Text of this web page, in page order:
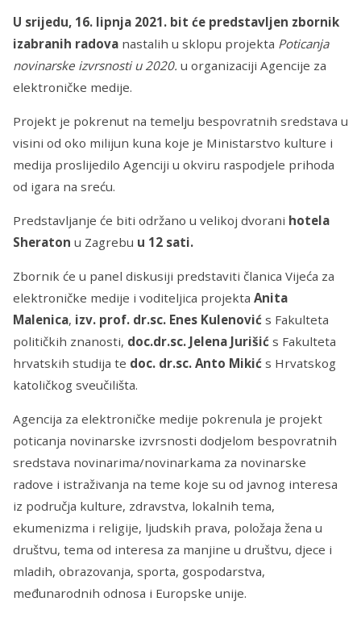
U srijedu, 16. lipnja 2021. bit će predstavljen zbornik
izabranih radova nastalih u sklopu projekta Poticanja
novinarske izvrsnosti u 2020. u organizaciji Agencije za
elektroničke medije.
Projekt je pokrenut na temelju bespovratnih sredstava u
visini od oko milijun kuna koje je Ministarstvo kulture i
medija proslijedilo Agenciji u okviru raspodjele prihoda
od igara na sreću.
Predstavljanje će biti održano u velikoj dvorani hotela
Sheraton u Zagrebu u 12 sati.
Zbornik će u panel diskusiji predstaviti članica Vijeća za
elektroničke medije i voditeljica projekta Anita
Malenica, izv. prof. dr.sc. Enes Kulenović s Fakulteta
političkih znanosti, doc.dr.sc. Jelena Jurišić s Fakulteta
hrvatskih studija te doc. dr.sc. Anto Mikić s Hrvatskog
katoličkog sveučilišta.
Agencija za elektroničke medije pokrenula je projekt
poticanja novinarske izvrsnosti dodjelom bespovratnih
sredstava novinarima/novinarkama za novinarske
radove i istraživanja na teme koje su od javnog interesa
iz područja kulture, zdravstva, lokalnih tema,
ekumenizma i religije, ljudskih prava, položaja žena u
društvu, tema od interesa za manjine u društvu, djece i
mladih, obrazovanja, sporta, gospodarstva,
međunarodnih odnosa i Europske unije.